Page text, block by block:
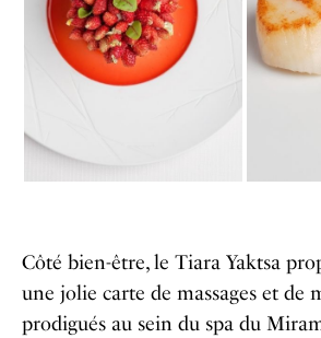
Côté bien-être, le Tiara Yaktsa
une jolie carte de massages et de
prodigués au sein du spa du